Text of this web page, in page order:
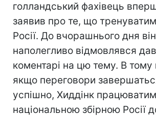
голландський фахівець
заявив про те, що
Росії. До вчорашнього дня він
наполегливо відмовлявся
коментарі на цю тему. В тому
якщо переговори
успішно, Хиддінк
національною збірною Росії